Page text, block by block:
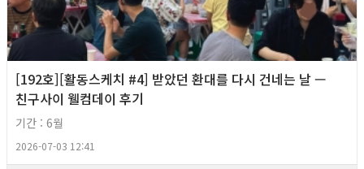
[192호][활동스케치 #4] 받았던 환대를 다시 건네는 날 —
친구사이 웰컴데이 후기
기간 : 6월
2026-07-03 12:41